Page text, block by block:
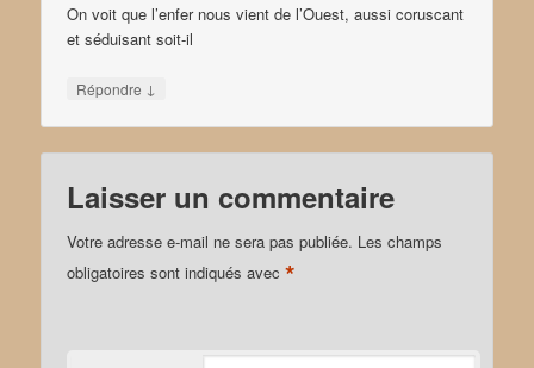
On voit que l’enfer nous vient de l’Ouest, aussi coruscant
et séduisant soit-il
Répondre ↓
Laisser un commentaire
Votre adresse e-mail ne sera pas publiée. Les champs
obligatoires sont indiqués avec*